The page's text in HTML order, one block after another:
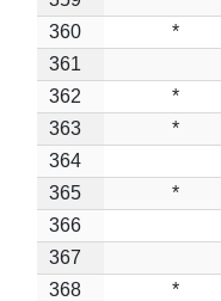
360
*
361
362
*
363
*
364
365
*
366
367
368
*